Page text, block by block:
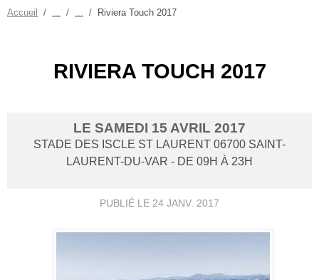
Accueil Riviera Touch 2017
RIVIERA TOUCH 2017
LE SAMEDI 15 AVRIL 2017
STADE DES ISCLE ST LAURENT 06700 SAINT-
LAURENT-DU-VAR - DE 09H À 23H
PUBLIÉ LE 24 JANV. 2017